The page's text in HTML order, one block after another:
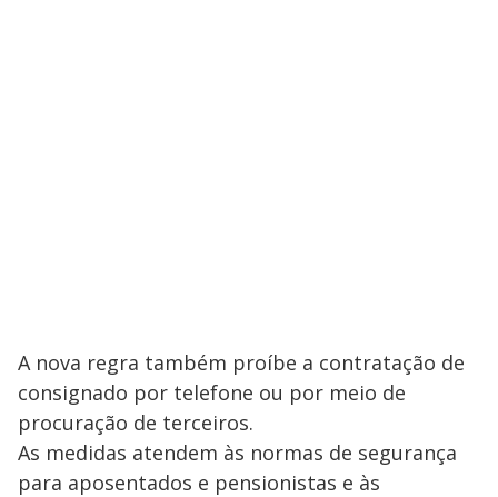
A nova regra também proíbe a contratação de
consignado por telefone ou por meio de
procuração de terceiros.
As medidas atendem às normas de segurança
para aposentados e pensionistas e às